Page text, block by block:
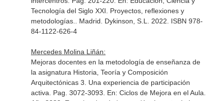
Tecnología del Siglo XXI. Proyectos, reflexiones y
metodologías.
. Madrid. Dykinson, S.L. 2022. ISBN 978-
84-1122-626-4
Mercedes Molina Liñán:
Mejoras docentes en la metodología de enseñanza de
la asignatura Historia, Teoría y Composición
Arquitectónicas 3. Una experiencia de participación
activa. Pag. 3072-3093. En: Ciclos de Mejora en el Aula.